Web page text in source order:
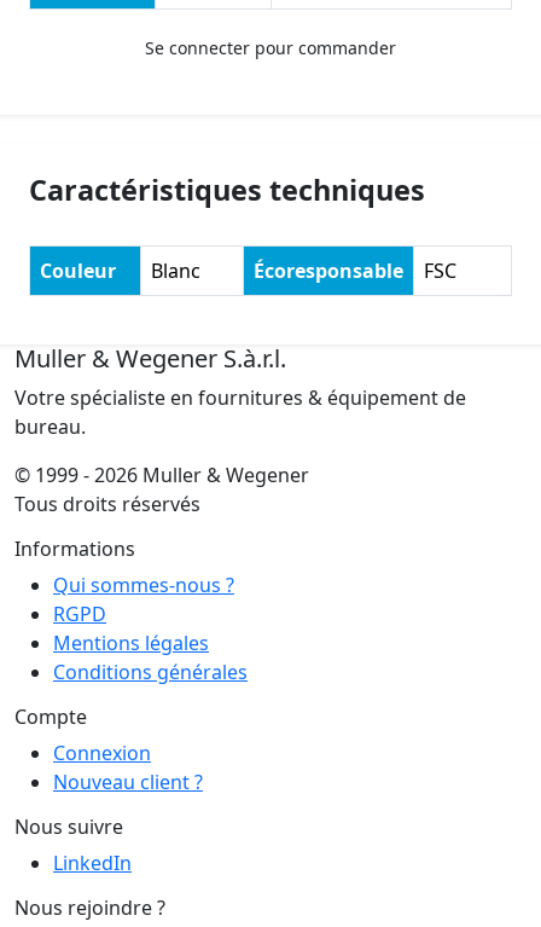
Se connecter pour commander
Caractéristiques techniques
Couleur Blanc Écoresponsable FSC
Muller & Wegener S.à.r.l.
Votre spécialiste en fournitures & équipement de
bureau.
© 1999 - 2026 Muller & Wegener
Tous droits réservés
Informations
Qui sommes-nous ?
RGPD
Mentions légales
Conditions générales
Compte
Connexion
Nouveau client ?
Nous suivre
LinkedIn
Nous rejoindre ?